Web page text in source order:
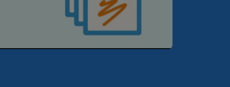
Mute Settings